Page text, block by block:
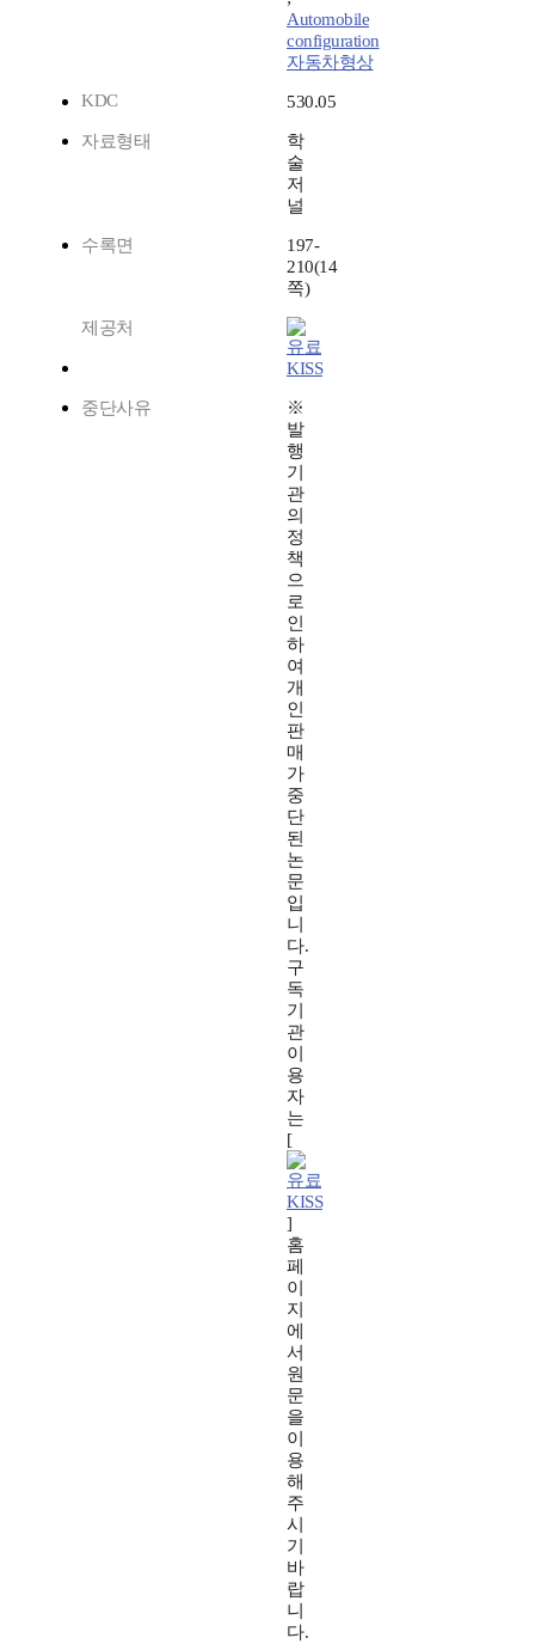
Automobile
configuration
자동차형상
KDC
530.05
자료형태
학
술
저
널
수록면
197-
210(14
쪽)
제공처
KISS
중단사유
※
발
행
기
관
의
정
책
으
로
인
하
여
개
인
판
매
가
중
단
된
논
문
입
니
다.
구
독
기
관
이
용
자
는
[
KISS
]
홈
페
이
지
에
서
원
문
을
이
용
해
주
시
기
바
랍
니
다.